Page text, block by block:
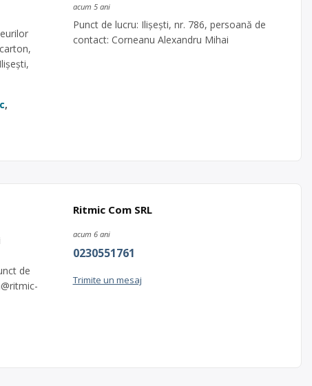
,
acum 5 ani
Punct de lucru: Ilișești, nr. 786, persoană de
contact: Corneanu Alexandru Mihai
de
Ritmic Com SRL
acum 6 ani
0230551761
Trimite un mesaj